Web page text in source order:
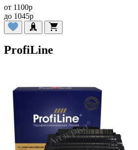
от 1100p
до 1045p
ProfiLine